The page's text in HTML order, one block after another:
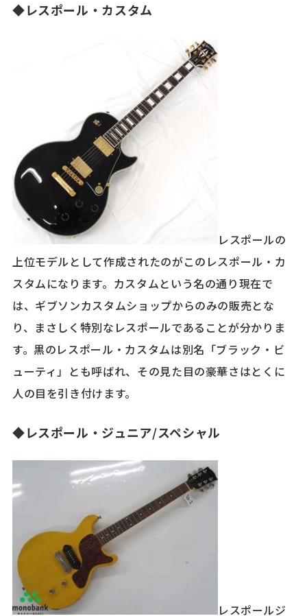
◆レスポール・カスタム
レスポールの
上位モデルとして作成されたのがこのレスポール・カ
スタムになります。カスタムという名の通り現在で
は、ギブソンカスタムショップからのみの販売とな
り、まさしく特別なレスポールであることが分かりま
す。黒のレスポール・カスタムは別名「ブラック・ビ
ューティ」とも呼ばれ、その見た目の豪華さはとくに
人の目を引き付けます。
◆レスポール・ジュニア/スペシャル
レスポールジ